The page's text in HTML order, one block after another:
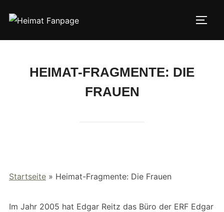
Inhalt
HEIMAT-FRAGMENTE: DIE
FRAUEN
Startseite» Heimat-Fragmente: Die Frauen
Im Jahr 2005 hat Edgar Reitz das Büro der ERF Edgar